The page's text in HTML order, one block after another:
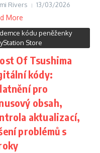
Rivers 13/03/2026
More
kódu peněženky
Store
Of Tsushima
kódy:
pro
obsah,
aktualizací,
problémů s